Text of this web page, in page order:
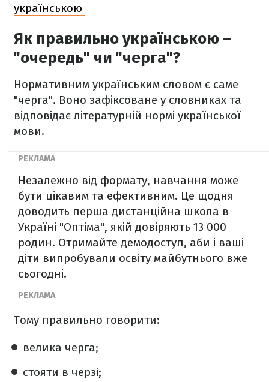
українською
Як правильно українською –
"очередь" чи "черга"?
Нормативним українським словом є саме
"черга". Воно зафіксоване у словниках та
відповідає літературній нормі української
мови.
Незалежно від формату, навчання може
бути цікавим та ефективним. Це щодня
доводить перша дистанційна школа в
Україні "Оптіма", якій довіряють 13 000
родин. Отримайте демодоступ, аби і ваші
діти випробували освіту майбутнього вже
сьогодні.
Тому правильно говорити:
велика черга;
стояти в черзі;